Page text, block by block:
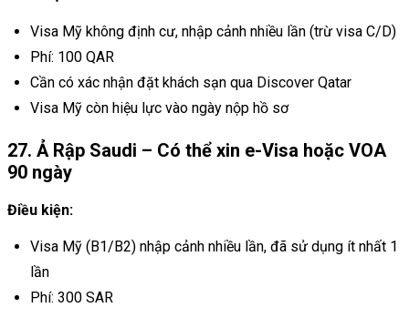
Visa Mỹ không định cư, nhập cảnh nhiều lần (trừ visa C/D)
Phí: 100 QAR
Cần có xác nhận đặt khách sạn qua Discover Qatar
Visa Mỹ còn hiệu lực vào ngày nộp hồ sơ
27. Ả Rập Saudi – Có thể xin e-Visa hoặc VOA
90 ngày
Điều kiện:
Visa Mỹ (B1/B2) nhập cảnh nhiều lần, đã sử dụng ít nhất 1
lần
Phí: 300 SAR